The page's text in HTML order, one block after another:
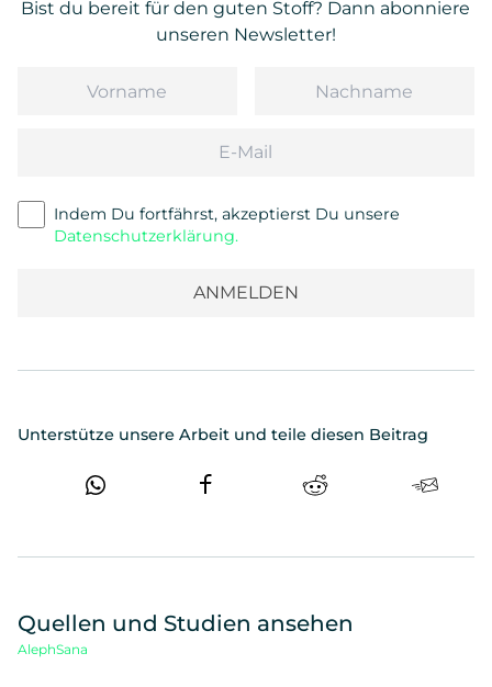
Bist du bereit für den guten Stoff? Dann abonniere
unseren Newsletter!
Indem Du fortfährst, akzeptierst Du unsere
Datenschutzerklärung.
Unterstütze unsere Arbeit und teile diesen Beitrag
Quellen und Studien ansehen
AlephSana